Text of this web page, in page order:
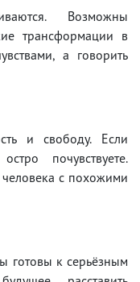
Возможны
трансформации в
а говорить
и свободу. Если
почувствуете.
человека с похожими
готовы к серьёзным